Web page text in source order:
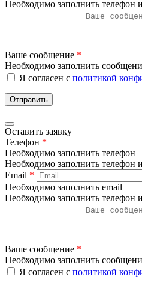
Необходимо заполнить телефон
Ваше сообщение *
Необходимо заполнить
Я согласен с политикой
Отправить
Оставить заявку
Телефон *
Необходимо заполнить телефон
Необходимо заполнить телефон
Email *
Необходимо заполнить email
Необходимо заполнить телефон
Ваше сообщение *
Необходимо заполнить
Я согласен с политикой